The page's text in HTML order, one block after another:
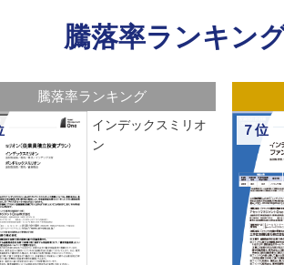
騰落率ランキング
騰落率ランキング
インデックスミリオ
ン
７位